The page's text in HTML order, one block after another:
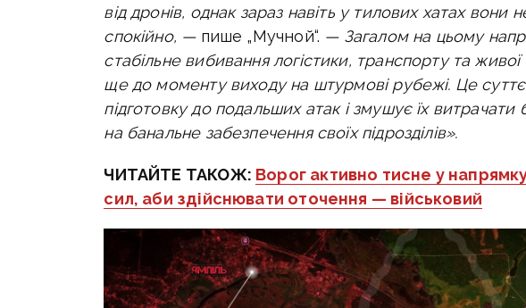
від дронів, однак зараз навіть у тилових хатах
спокійно, — пише „Мучной“. — Загалом на цьому
стабільне вибивання логістики, транспорту та
ще до моменту виходу на штурмові рубежі. Це
підготовку до подальших атак і змушує їх витрачати
на банальне забезпечення своїх підрозділів».
ЧИТАЙТЕ ТАКОЖ: Ворог активно тисне у
сил, аби здійснювати оточення — військовий